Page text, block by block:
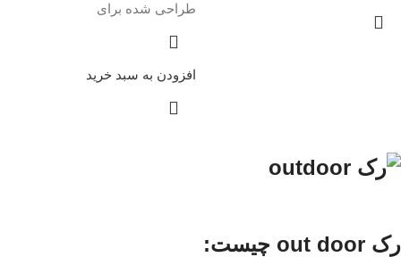
طراحی شده برای
افزودن به سبد خرید
رک out door چیست: